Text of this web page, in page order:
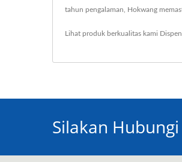
tahun pengalaman, Hokwang
Lihat produk berkualitas kami
Silakan